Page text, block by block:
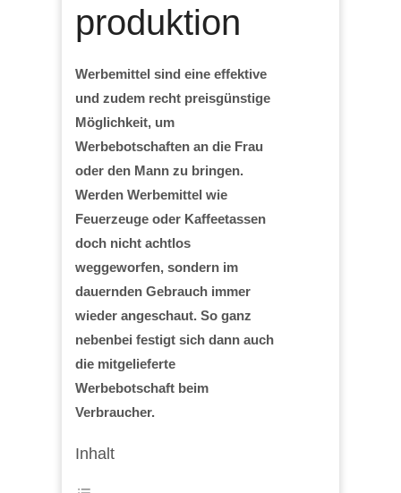
produktion
Werbemittel sind eine effektive
und zudem recht preisgünstige
Möglichkeit, um
Werbebotschaften an die Frau
oder den Mann zu bringen.
Werden Werbemittel wie
Feuerzeuge oder Kaffeetassen
doch nicht achtlos
weggeworfen, sondern im
dauernden Gebrauch immer
wieder angeschaut. So ganz
nebenbei festigt sich dann auch
die mitgelieferte
Werbebotschaft beim
Verbraucher.
Inhalt